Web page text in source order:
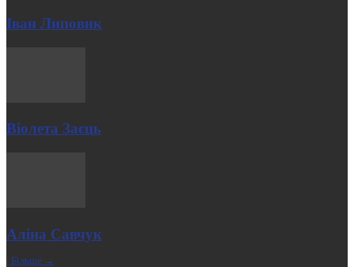
Іван Липовик
Віолета Заєць
Аліна Савчук
| Більше →